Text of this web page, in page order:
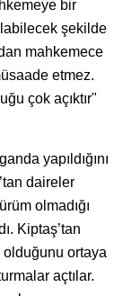
bir
şekilde
mahkemece
etmez.
çok açıktır"
yapıldığını
daireler
olmadığı
Kiptaş’tan
olduğunu ortaya
açtılar.